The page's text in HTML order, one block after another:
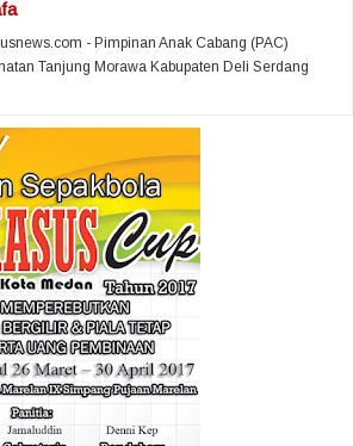
- Pimpinan Anak Cabang (PAC)
Tanjung Morawa Kabupaten Deli Serdang